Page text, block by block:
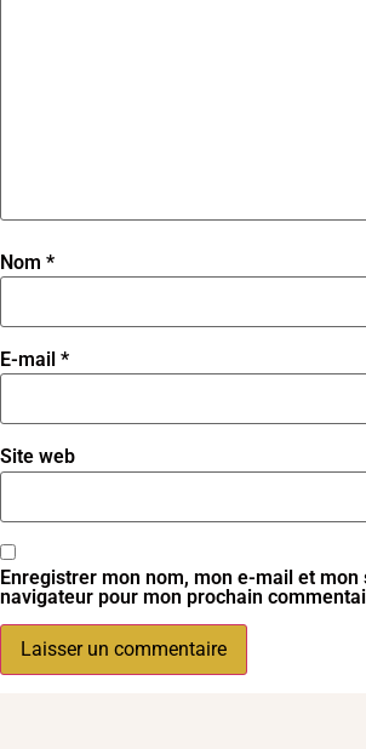
Nom *
E-mail *
Site web
Enregistrer mon nom, mon e-mail et mon
navigateur pour mon prochain